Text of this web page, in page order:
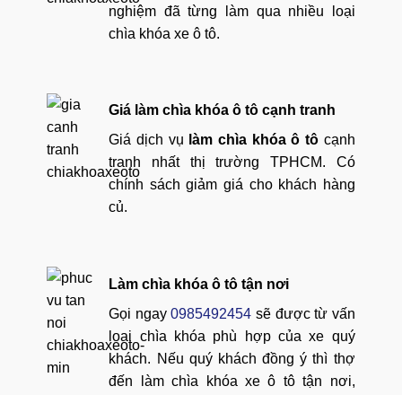
nghiệm đã từng làm qua nhiều loại
chìa khóa xe ô tô.
Giá làm chìa khóa ô tô cạnh tranh
Giá dịch vụ làm chìa khóa ô tô cạnh
tranh nhất thị trường TPHCM. Có
chính sách giảm giá cho khách hàng
củ.
Làm chìa khóa ô tô tận nơi
Gọi ngay0985492454 sẽ được từ vấn
loại chìa khóa phù hợp của xe quý
khách. Nếu quý khách đồng ý thì thợ
đến làm chìa khóa xe ô tô tận nơi,